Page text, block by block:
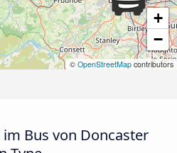
+
−
© OpenStreetMap contributors
Bus von Doncaster